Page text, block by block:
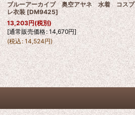
ブルーアーカイブ 奥空アヤネ 水着 コスプ
レ衣装 [DM9425]
13,203円(税別)
[通常販売価格: 14,670円]
(税込: 14,524円)